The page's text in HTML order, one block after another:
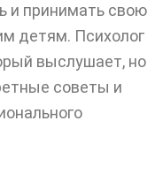
и принимать свою
детям. Психолог
выслушает, но
советы и